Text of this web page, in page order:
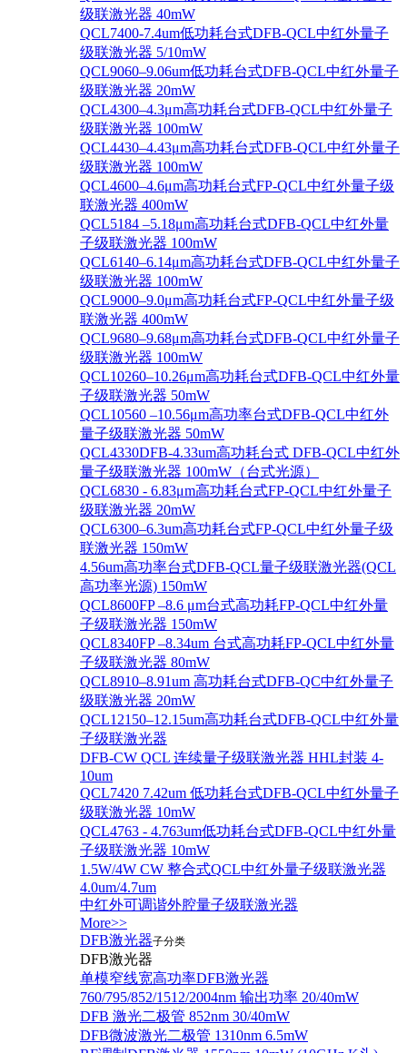
级联激光器 40mW
QCL7400-7.4um低功耗台式DFB-QCL中红外量子
级联激光器 5/10mW
QCL9060–9.06um低功耗台式DFB-QCL中红外量子
级联激光器 20mW
QCL4300–4.3μm高功耗台式DFB-QCL中红外量子
级联激光器 100mW
QCL4430–4.43μm高功耗台式DFB-QCL中红外量子
级联激光器 100mW
QCL4600–4.6μm高功耗台式FP-QCL中红外量子级
联激光器 400mW
QCL5184 –5.18μm高功耗台式DFB-QCL中红外量
子级联激光器 100mW
QCL6140–6.14μm高功耗台式DFB-QCL中红外量子
级联激光器 100mW
QCL9000–9.0μm高功耗台式FP-QCL中红外量子级
联激光器 400mW
QCL9680–9.68μm高功耗台式DFB-QCL中红外量子
级联激光器 100mW
QCL10260–10.26μm高功耗台式DFB-QCL中红外量
子级联激光器 50mW
QCL10560 –10.56μm高功率台式DFB-QCL中红外
量子级联激光器 50mW
QCL4330DFB-4.33um高功耗台式 DFB-QCL中红外
量子级联激光器 100mW（台式光源）
QCL6830 - 6.83μm高功耗台式FP-QCL中红外量子
级联激光器 20mW
QCL6300–6.3um高功耗台式FP-QCL中红外量子级
联激光器 150mW
4.56um高功率台式DFB-QCL量子级联激光器(QCL
高功率光源) 150mW
QCL8600FP –8.6 μm台式高功耗FP-QCL中红外量
子级联激光器 150mW
QCL8340FP –8.34um 台式高功耗FP-QCL中红外量
子级联激光器 80mW
QCL8910–8.91um 高功耗台式DFB-QC中红外量子
级联激光器 20mW
QCL12150–12.15um高功耗台式DFB-QCL中红外量
子级联激光器
DFB-CW QCL 连续量子级联激光器 HHL封装 4-
10um
QCL7420 7.42um 低功耗台式DFB-QCL中红外量子
级联激光器 10mW
QCL4763 - 4.763um低功耗台式DFB-QCL中红外量
子级联激光器 10mW
1.5W/4W CW 整合式QCL中红外量子级联激光器
4.0um/4.7um
中红外可调谐外腔量子级联激光器
More>>
DFB激光器子分类
DFB激光器
单模窄线宽高功率DFB激光器
760/795/852/1512/2004nm 输出功率 20/40mW
DFB 激光二极管 852nm 30/40mW
DFB微波激光二极管 1310nm 6.5mW